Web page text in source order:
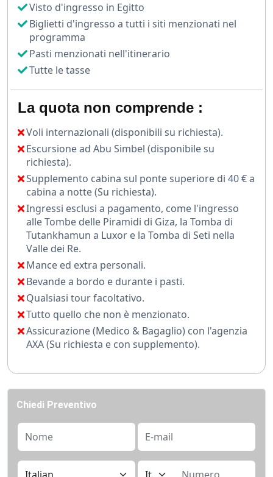
Scivolando dolcemente sulle acque che hanno nutrito
una delle più grandi civiltà della storia, vi sentite parte
di un racconto senza tempo. A Luxor,
Karnak vi accoglie con le sue colonne monumentali
che sembrano sostenere il cielo stesso.
cremisi, vi ritrovate a contemplare gli stessi panorami
Le notti sul Nilo sono un incanto. Sotto un cielo
trapuntato di stelle, la brezza del fiume porta con sé
sussurri di antiche leggende.
con il gorgoglio delle acque, creando una melodia che
risuona nell'anima.
Il vostro viaggio culmina nelle acque cristalline di
Marsa Alam
Qui, il deserto incontra il mare in un abbraccio di
sabbia dorata e acque turchesi.
Immergetevi in un mondo sottomarino di coralli
variopinti e pesci tropicali, nuotate accanto a graziose
onde. Ogni tramonto è uno spettacolo di colori che si
riflettono sull'acqua, creando un quadro vivente che
cambia di momento in momento.
con una terra che ha plasmato la storia dell'umanità,
per camminare nei passi dei faraoni e per scoprire la
Visto d'ingresso in Egitto
Biglietti d'ingresso a tutti i siti menzionati nel
programma
Pasti menzionati nell'itinerario
Tutte le tasse
La quota non comprende :
Voli internazionali (disponibili su richiesta).
Escursione ad Abu Simbel (disponibile su
richiesta).
Supplemento cabina sul ponte superiore di 40 € a
cabina a notte (Su richiesta).
Ingressi esclusi a pagamento, come l'ingresso
alle Tombe delle Piramidi di Giza, la Tomba di
Tutankhamun a Luxor e la Tomba di Seti nella
Valle dei Re.
Mance ed extra personali.
Bevande a bordo e durante i pasti.
Qualsiasi tour facoltativo.
Tutto quello che non è menzionato.
Assicurazione (Medico & Bagaglio) con l'agenzia
AXA (Su richiesta e con supplemento).
Chiedi Preventivo